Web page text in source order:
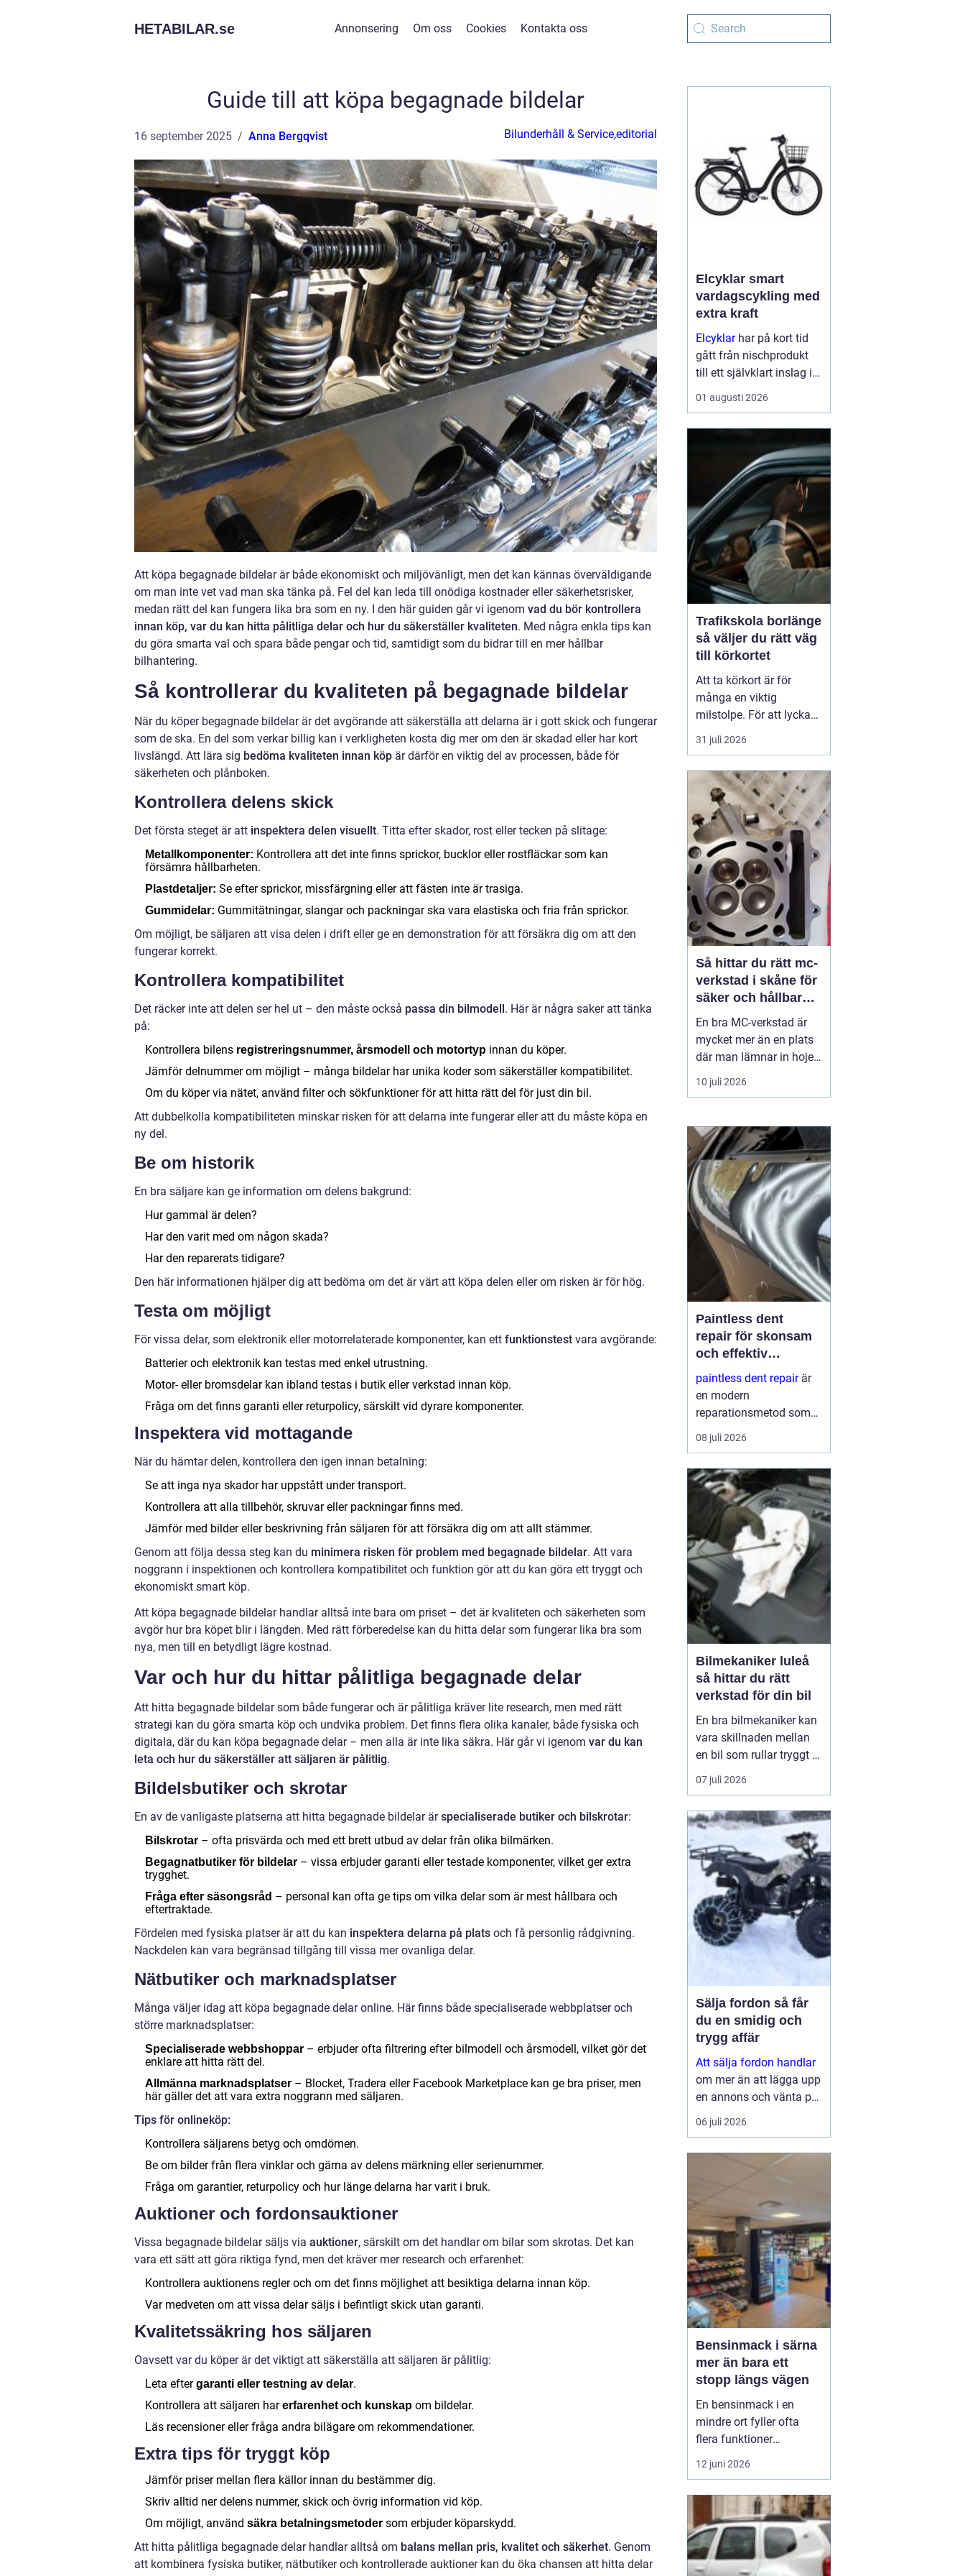
HETABILAR.se Annonsering Om oss Cookies Kontakta oss
Guide till att köpa begagnade bildelar
16 september 2025 Anna Bergqvist Bilunderhåll & Service,editorial
Att köpa begagnade bildelar är både ekonomiskt och miljövänligt, men det kan kännas överväldigande
om man inte vet vad man ska tänka på. Fel del kan leda till onödiga kostnader eller säkerhetsrisker,
medan rätt del kan fungera lika bra som en ny. I den här guiden går vi igenom vad du bör kontrollera
innan köp, var du kan hitta pålitliga delar och hur du säkerställer kvaliteten. Med några enkla tips kan
du göra smarta val och spara både pengar och tid, samtidigt som du bidrar till en mer hållbar
bilhantering.
Så kontrollerar du kvaliteten på begagnade bildelar
När du köper begagnade bildelar är det avgörande att säkerställa att delarna är i gott skick och fungerar
som de ska. En del som verkar billig kan i verkligheten kosta dig mer om den är skadad eller har kort
livslängd. Att lära sig bedöma kvaliteten innan köp är därför en viktig del av processen, både för
säkerheten och plånboken.
Kontrollera delens skick
Det första steget är att inspektera delen visuellt. Titta efter skador, rost eller tecken på slitage:
Metallkomponenter: Kontrollera att det inte finns sprickor, bucklor eller rostfläckar som kan
försämra hållbarheten.
Plastdetaljer: Se efter sprickor, missfärgning eller att fästen inte är trasiga.
Gummidelar: Gummitätningar, slangar och packningar ska vara elastiska och fria från sprickor.
Om möjligt, be säljaren att visa delen i drift eller ge en demonstration för att försäkra dig om att den
fungerar korrekt.
Kontrollera kompatibilitet
Det räcker inte att delen ser hel ut – den måste också passa din bilmodell. Här är några saker att tänka
på:
Kontrollera bilens registreringsnummer, årsmodell och motortyp innan du köper.
Jämför delnummer om möjligt – många bildelar har unika koder som säkerställer kompatibilitet.
Om du köper via nätet, använd filter och sökfunktioner för att hitta rätt del för just din bil.
Att dubbelkolla kompatibiliteten minskar risken för att delarna inte fungerar eller att du måste köpa en
ny del.
Be om historik
En bra säljare kan ge information om delens bakgrund:
Hur gammal är delen?
Har den varit med om någon skada?
Har den reparerats tidigare?
Den här informationen hjälper dig att bedöma om det är värt att köpa delen eller om risken är för hög.
Testa om möjligt
För vissa delar, som elektronik eller motorrelaterade komponenter, kan ett funktionstest vara avgörande:
Batterier och elektronik kan testas med enkel utrustning.
Motor- eller bromsdelar kan ibland testas i butik eller verkstad innan köp.
Fråga om det finns garanti eller returpolicy, särskilt vid dyrare komponenter.
Inspektera vid mottagande
När du hämtar delen, kontrollera den igen innan betalning:
Se att inga nya skador har uppstått under transport.
Kontrollera att alla tillbehör, skruvar eller packningar finns med.
Jämför med bilder eller beskrivning från säljaren för att försäkra dig om att allt stämmer.
Genom att följa dessa steg kan du minimera risken för problem med begagnade bildelar. Att vara
noggrann i inspektionen och kontrollera kompatibilitet och funktion gör att du kan göra ett tryggt och
ekonomiskt smart köp.
Att köpa begagnade bildelar handlar alltså inte bara om priset – det är kvaliteten och säkerheten som
avgör hur bra köpet blir i längden. Med rätt förberedelse kan du hitta delar som fungerar lika bra som
nya, men till en betydligt lägre kostnad.
Var och hur du hittar pålitliga begagnade delar
Att hitta begagnade bildelar som både fungerar och är pålitliga kräver lite research, men med rätt
strategi kan du göra smarta köp och undvika problem. Det finns flera olika kanaler, både fysiska och
digitala, där du kan köpa begagnade delar – men alla är inte lika säkra. Här går vi igenom var du kan
leta och hur du säkerställer att säljaren är pålitlig.
Bildelsbutiker och skrotar
En av de vanligaste platserna att hitta begagnade bildelar ärspecialiserade butiker och bilskrotar:
Bilskrotar – ofta prisvärda och med ett brett utbud av delar från olika bilmärken.
Begagnatbutiker för bildelar – vissa erbjuder garanti eller testade komponenter, vilket ger extra
trygghet.
Fråga efter säsongsråd – personal kan ofta ge tips om vilka delar som är mest hållbara och
eftertraktade.
Fördelen med fysiska platser är att du kan inspektera delarna på plats och få personlig rådgivning.
Nackdelen kan vara begränsad tillgång till vissa mer ovanliga delar.
Nätbutiker och marknadsplatser
Många väljer idag att köpa begagnade delar online. Här finns både specialiserade webbplatser och
större marknadsplatser:
Specialiserade webbshoppar – erbjuder ofta filtrering efter bilmodell och årsmodell, vilket gör det
enklare att hitta rätt del.
Allmänna marknadsplatser – Blocket, Tradera eller Facebook Marketplace kan ge bra priser, men
här gäller det att vara extra noggrann med säljaren.
Tips för onlineköp:
Kontrollera säljarens betyg och omdömen.
Be om bilder från flera vinklar och gärna av delens märkning eller serienummer.
Fråga om garantier, returpolicy och hur länge delarna har varit i bruk.
Auktioner och fordonsauktioner
Vissa begagnade bildelar säljs via auktioner, särskilt om det handlar om bilar som skrotas. Det kan
vara ett sätt att göra riktiga fynd, men det kräver mer research och erfarenhet:
Kontrollera auktionens regler och om det finns möjlighet att besiktiga delarna innan köp.
Var medveten om att vissa delar säljs i befintligt skick utan garanti.
Kvalitetssäkring hos säljaren
Oavsett var du köper är det viktigt att säkerställa att säljaren är pålitlig:
Leta eftergaranti eller testning av delar.
Kontrollera att säljaren harerfarenhet och kunskap om bildelar.
Läs recensioner eller fråga andra bilägare om rekommendationer.
Extra tips för tryggt köp
Jämför priser mellan flera källor innan du bestämmer dig.
Skriv alltid ner delens nummer, skick och övrig information vid köp.
Om möjligt, använd säkra betalningsmetoder som erbjuder köparskydd.
Att hitta pålitliga begagnade delar handlar alltså om balans mellan pris, kvalitet och säkerhet. Genom
att kombinera fysiska butiker, nätbutiker och kontrollerade auktioner kan du öka chansen att hitta delar
Elcyklar smart
vardagscykling med
extra kraft
Elcyklarhar på kort tid
gått från nischprodukt
till ett självklart inslag i
många städer och
samhällen.
elassistans gör det
enklare att välja cykeln i
01 augusti 2026
Trafikskola borlänge
så väljer du rätt väg
till körkortet
Att ta körkort är för
många en viktig
milstolpe. För att lyckas
på ett tryggt och
effektivt sätt spelar valet
Den som söker en
Trafikskola Borlänge
möter i dag många
alternativ, med a...
31 juli 2026
Så hittar du rätt mc-
verkstad i skåne för
säker och hållbar
körning
En bra MC-verkstad är
mycket mer än en plats
där man lämnar in hojen
när något går sönder.
För många förare i
trygghet, säkerhet och
körglädje under lång tid
framöver. En
genomtänkt serviceplan
förlänger livslängden på
motorcykel...
10 juli 2026
Paintless dent
repair för skonsam
och effektiv
reparation av
bucklor
paintless dent repairär
en modern
reparationsmetod som
används för att ta bort
bucklor i bilplåt utan att
har blivit mycket populär
i sverige eftersom den
kombinerar
hantverksskickl...
08 juli 2026
Bilmekaniker luleå
så hittar du rätt
verkstad för din bil
En bra bilmekaniker kan
vara skillnaden mellan
en bil som rullar tryggt i
många år och
återkommande problem
I Luleå finns många
verkstäder att välja på,
men hur vet du
egentligen vem som gör
ett bra jobb, håller vad
de lova...
07 juli 2026
Sälja fordon så får
du en smidig och
trygg affär
Att sälja fordon handlar
om mer än att lägga upp
en annons och vänta på
svar. Många vill få en
bra peng för bilen,
snöskotern, men lika
viktigt är en säker affär,
snabb betalning oc...
06 juli 2026
Bensinmack i särna
mer än bara ett
stopp längs vägen
En bensinmack i en
mindre ort fyller ofta
flera funktioner
samtidigt. I Särna, mitt i
norra Dalarna, blir
knutpunkt för både
ortsbor och
genomresande. Här
handlar det om mer än
12 juni 2026